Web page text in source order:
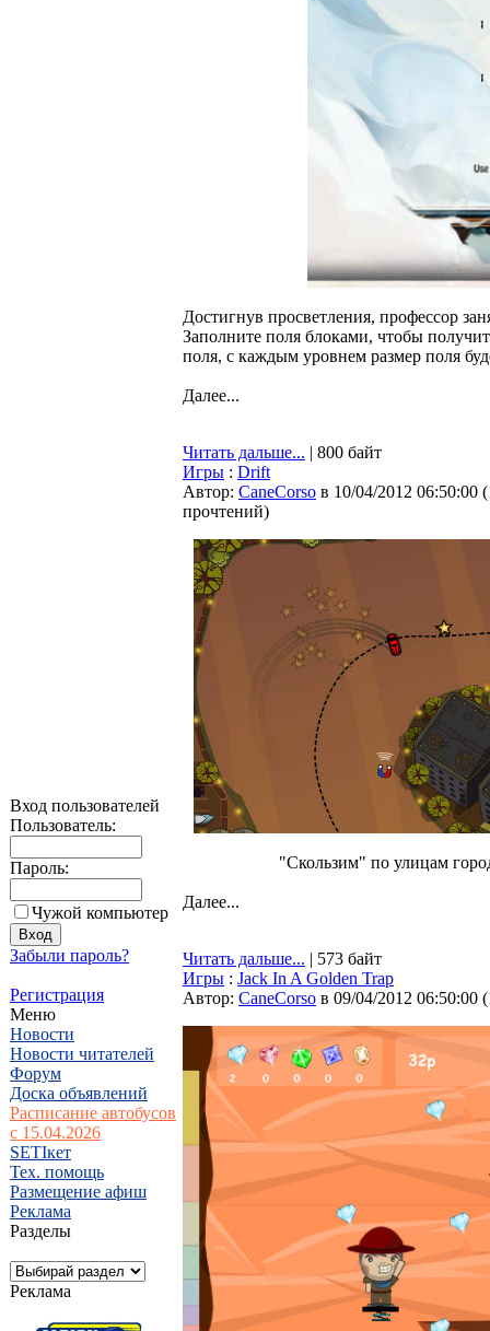
Вход пользователей
Пользователь:
Пароль:
Чужой компьютер
Забыли пароль?
Регистрация
Меню
Новости
Новости читателей
Форум
Доска объявлений
Расписание автобусов
с 15.04.2026
SETIкет
Тех. помощь
Размещение афиш
Реклама
Разделы
Реклама
Достигнув просветления, профессор
Заполните поля блоками, чтобы
поля, с каждым уровнем размер поля
Далее...
Читать дальше... | 800 байт
Игры : Drift
Автор: CaneCorso в 10/04/2012 06:50:00 (
прочтений)
"Скользим" по улицам
Далее...
Читать дальше... | 573 байт
Игры : Jack In A Golden Trap
Автор: CaneCorso в 09/04/2012 06:50:00 (